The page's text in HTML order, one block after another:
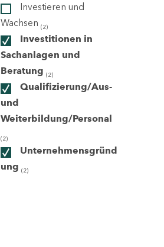
Investieren und
Wachsen (2)
Investitionen in
Sachanlagen und
Beratung (2)
Qualifizierung/Aus-
und
Weiterbildung/Personal
(2)
Unternehmensgründ
ung (2)